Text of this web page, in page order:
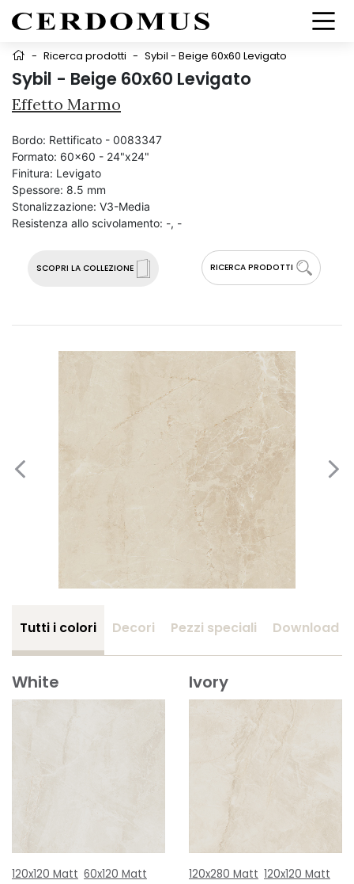
- Ricerca prodotti - Sybil - Beige 60x60 Levigato
Sybil - Beige 60x60 Levigato
Effetto Marmo
SCOPRI LA COLLEZIONE RICERCA PRODOTTI
Bordo: Rettificato - 0083347
Formato: 60x60 - 24"x24"
Finitura: Levigato
Spessore: 8.5 mm
Stonalizzazione: V3-Media
Resistenza allo scivolamento: -, -
Tutti i colori Decori Pezzi speciali Download
White
120x120 Matt 60x120 Matt
Ivory
120x280 Matt 120x120 Matt